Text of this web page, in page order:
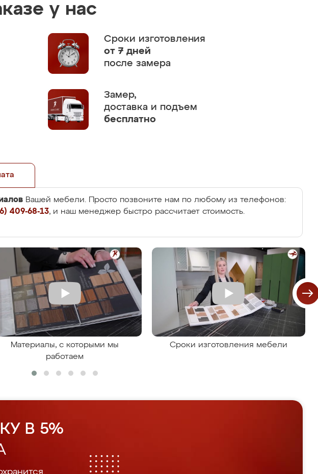
у нас
Сроки изготовления
от 7 дней
после замера
Замер,
доставка и подъем
бесплатно
Вашей мебели. Просто позвоните нам по любому из телефонов:
409-68-13, и наш менеджер быстро рассчитает стоимость.
Материалы, с которыми мы
работаем
Сроки изготовления мебели
В 5%